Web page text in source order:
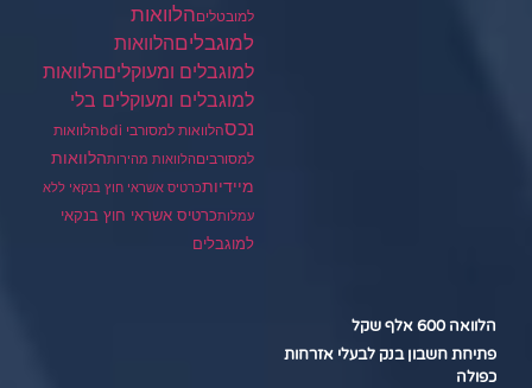
למובטליםהלוואות
למוגבליםהלוואות
למוגבלים ומעוקליםהלוואות
למוגבלים ומעוקלים בלי
נכסהלוואות למסורבי bdi
הלוואות
למסורביםהלוואות מהירותהלוואות
מיידיותכרטיס אשראי חוץ בנקאי ללא
עמלותכרטיס אשראי חוץ בנקאי
למוגבלים
הלוואה 600 אלף שקל
פתיחת חשבון בנק לבעלי אזרחות
כפולה